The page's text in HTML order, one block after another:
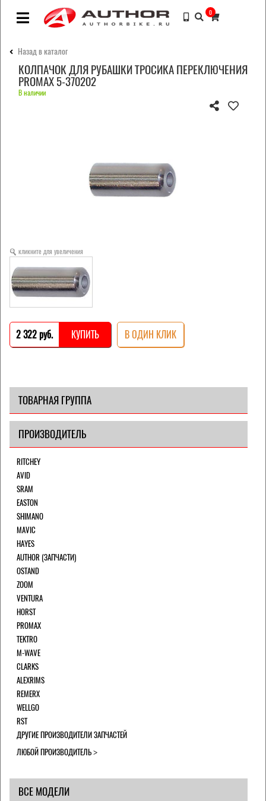
0
Назад в каталог
КОЛПАЧОК ДЛЯ РУБАШКИ ТРОСИКА ПЕРЕКЛЮЧЕНИЯ
PROMAX 5-370202
В наличии
кликните для увеличения
2 322 pуб. КУПИТЬ В ОДИН КЛИК
ТОВАРНАЯ ГРУППА
ПРОИЗВОДИТЕЛЬ
RITCHEY
AVID
SRAM
EASTON
SHIMANO
MAVIC
HAYES
AUTHOR (ЗАПЧАСТИ)
OSTAND
ZOOM
VENTURA
HORST
PROMAX
TEKTRO
M-WAVE
CLARKS
ALEXRIMS
REMERX
WELLGO
RST
ДРУГИЕ ПРОИЗВОДИТЕЛИ ЗАПЧАСТЕЙ
ЛЮБОЙ ПРОИЗВОДИТЕЛЬ
ВСЕ МОДЕЛИ